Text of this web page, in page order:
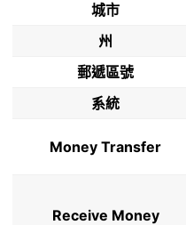
城市
州
郵遞區號
系統
Money Transfer
Receive Money